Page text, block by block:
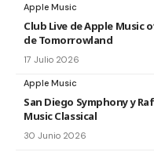
Apple Music
Club Live de Apple
de Tomorrowland
17 Julio 2026
Apple Music
San Diego Symphony y
Music Classical
30 Junio 2026